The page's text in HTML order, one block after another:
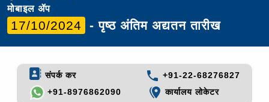
मोबाइल ॲप
17/10/2024 - पृष्ठ अंतिम अद्यतन तारीख
संपर्क कर
+91-22-68276827
+91-8976862090
कार्यालय लोकेटर